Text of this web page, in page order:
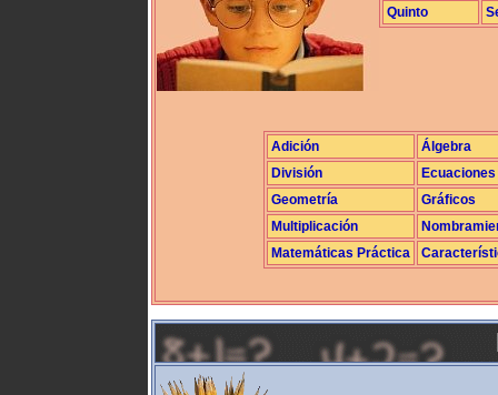
Quinto
Adición
Álgebra
División
Ecuaciones
Geometría
Gráficos
Multiplicación
Matemáticas Práctica